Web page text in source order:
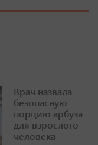
Врач назвала
безопасную
порцию арбуза
для взрослого
человека